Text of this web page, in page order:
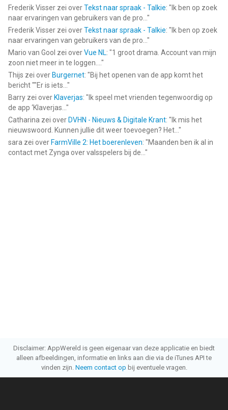
Frederik Visser zei overTekst naar spraak - Talkie: " Ik ben op zoek
naar ervaringen van gebruikers van de pro... "
Frederik Visser zei overTekst naar spraak - Talkie: " Ik ben op zoek
naar ervaringen van gebruikers van de pro... "
Mario van Gool zei overVue NL: "1 groot drama. Account van mijn
zoon niet meer in te loggen.... "
Thijs zei over Burgernet: "Bij het openen van de app komt het
bericht ""Er is iets... "
Barry zei over Klaverjas: " Ik speel met vrienden tegenwoordig op
de app ‘Klaverjas... "
Catharina zei over DVHN - Nieuws & Digitale Krant: " Ik mis het
nieuwswoord. Kunnen jullie dit weer toevoegen? Het... "
sara zei over FarmVille 2: Het boerenleven: "Maanden ben ik al in
contact met Zynga over valsspelers bij de... "
Disclaimer: AppWereld is geen eigenaar van deze applicatie en biedt
alleen afbeeldingen, informatie en links aan die via de iTunes API te
vinden zijn. Neem contact op bij eventuele vragen.